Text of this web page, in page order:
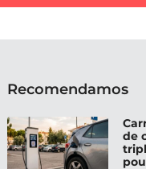
Recomendamos
de